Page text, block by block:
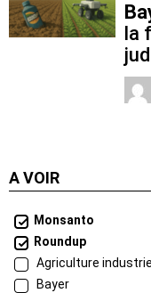
la
A VOIR
Monsanto
Roundup
Agriculture
Bayer